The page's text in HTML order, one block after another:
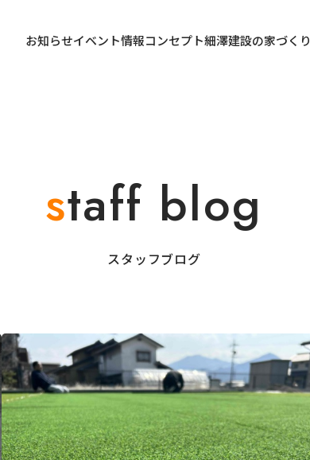
お知らせイベント情報コンセプト細澤建設の家づくり
スタッフブログ